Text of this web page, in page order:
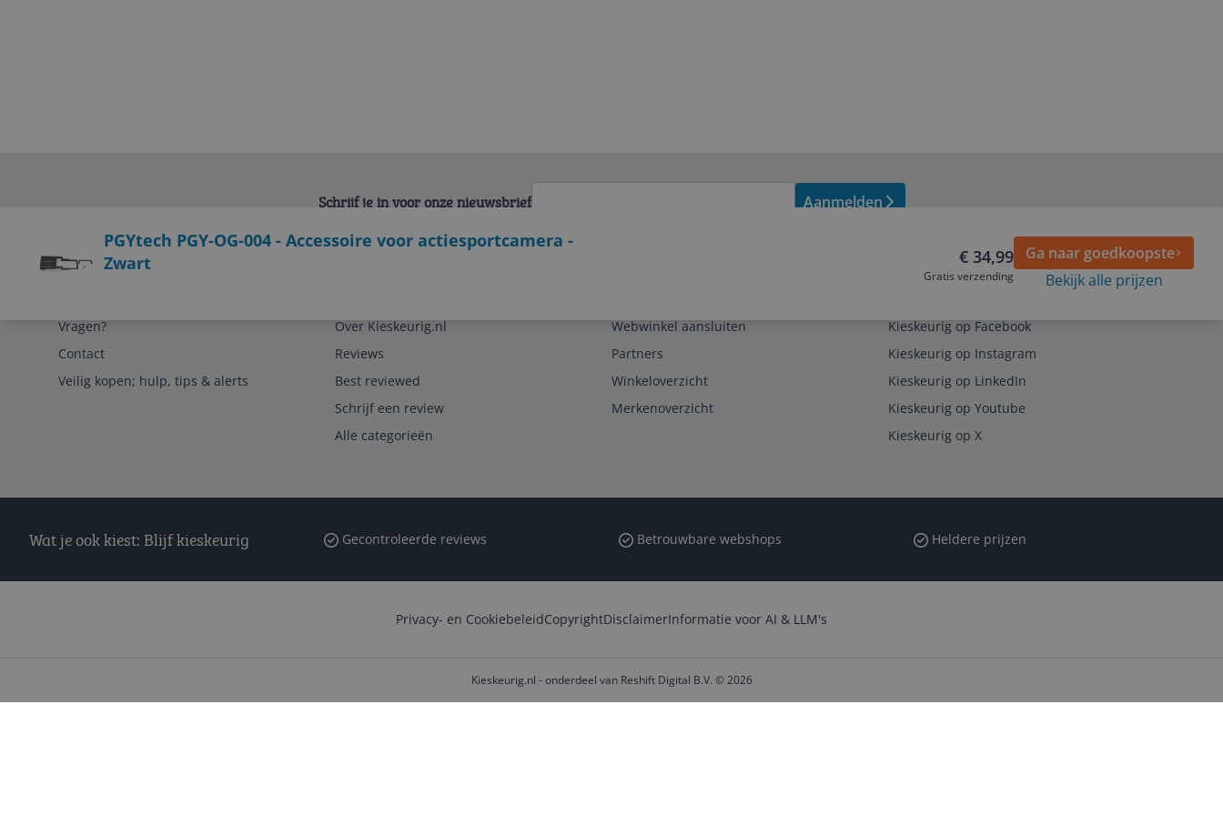
PGYtech PGY-OG-004 - Accessoire voor actiesportcamera -
Zwart
€ 34,99
Gratis verzending
Ga naar goedkoopste
Bekijk alle prijzen
Schrijf je in voor onze nieuwsbrief Aanmelden
Vragen?
Contact
Veilig kopen; hulp, tips & alerts
Over Kieskeurig.nl
Reviews
Best reviewed
Schrijf een review
Alle categorieën
Webwinkel aansluiten
Partners
Winkeloverzicht
Merkenoverzicht
Kieskeurig op Facebook
Kieskeurig op Instagram
Kieskeurig op LinkedIn
Kieskeurig op Youtube
Kieskeurig op X
Wat je ook kiest: Blijf kieskeurig Gecontroleerde reviews Betrouwbare webshops Heldere prijzen
Privacy- en CookiebeleidCopyrightDisclaimerInformatie voor AI & LLM's
Kieskeurig.nl - onderdeel van Reshift Digital B.V. © 2026